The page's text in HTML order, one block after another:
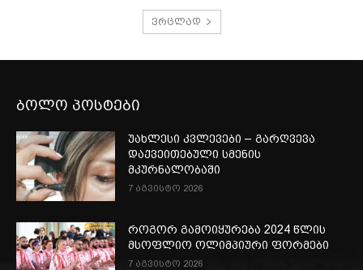
ვრცლად
ბოლო პოსტები
უახლესი კვლევები – გარღვევა
დაქვეითებული სმენის
მკურნალობაში
7 აგვისტო 2026
როგორ გამოიყურება 2024 წლის
მსოფლიო ოლიმპიური ფორმები
7 აგვისტო 2026